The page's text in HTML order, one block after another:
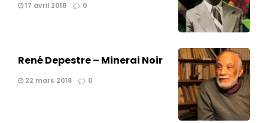
17 avril 2018 0
René Depestre – Minerai Noir
22 mars 2018 0